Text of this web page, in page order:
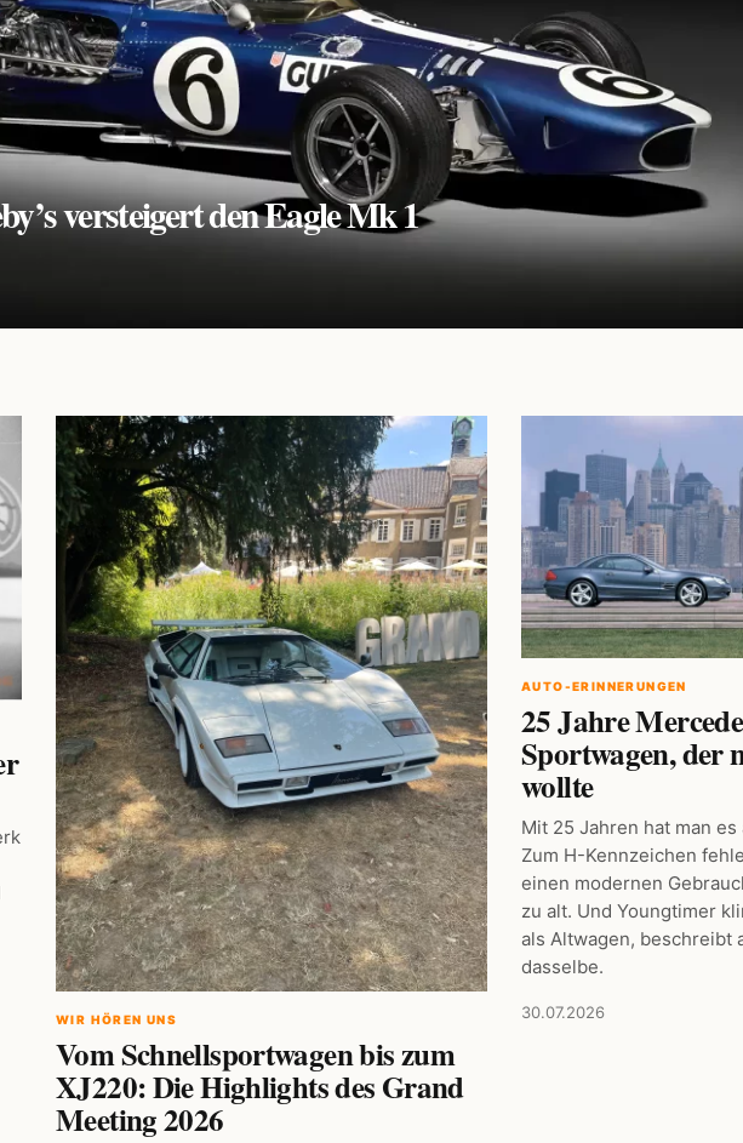
versteigert den Eagle Mk 1
WIR HÖREN UNS
Vom Schnellsportwagen bis zum
XJ220: Die Highlights des Grand
Meeting 2026
AUTO-ERINNERUNGEN
25 Jahre
Sportwagen, der
wollte
Mit 25 Jahren hat man
Zum H-Kennzeichen
einen modernen
zu alt. Und Youngtimer
als Altwagen, beschreibt
dasselbe.
30.07.2026